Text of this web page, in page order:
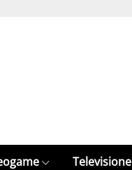
Televisione